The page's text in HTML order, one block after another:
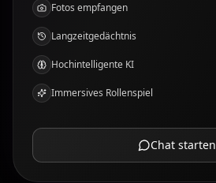
Fotos empfangen
Langzeitgedächtnis
Hochintelligente KI
Immersives Rollenspiel
Chat starten